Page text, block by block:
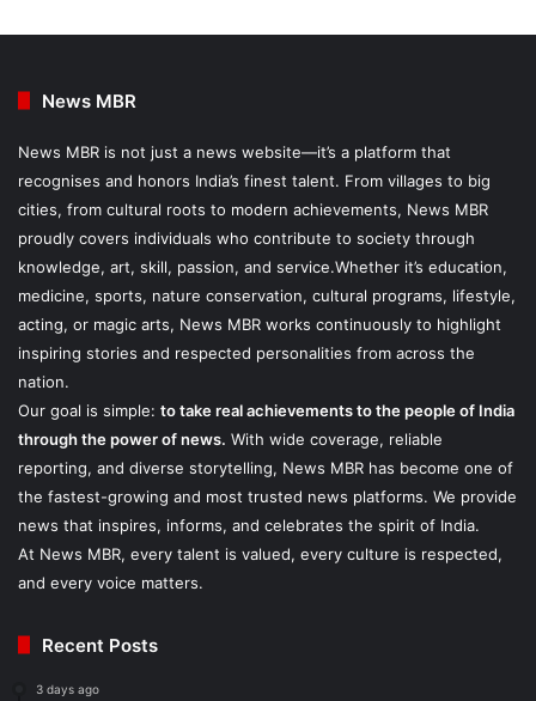
News MBR
News MBR is not just a news website—it’s a platform that
recognises and honors India’s finest talent. From villages to big
cities, from cultural roots to modern achievements, News MBR
proudly covers individuals who contribute to society through
knowledge, art, skill, passion, and service.Whether it’s education,
medicine, sports, nature conservation, cultural programs, lifestyle,
acting, or magic arts, News MBR works continuously to highlight
inspiring stories and respected personalities from across the
nation.
Our goal is simple: to take real achievements to the people of India
through the power of news. With wide coverage, reliable
reporting, and diverse storytelling, News MBR has become one of
the fastest-growing and most trusted news platforms. We provide
news that inspires, informs, and celebrates the spirit of India.
At News MBR, every talent is valued, every culture is respected,
and every voice matters.
Recent Posts
3 days ago